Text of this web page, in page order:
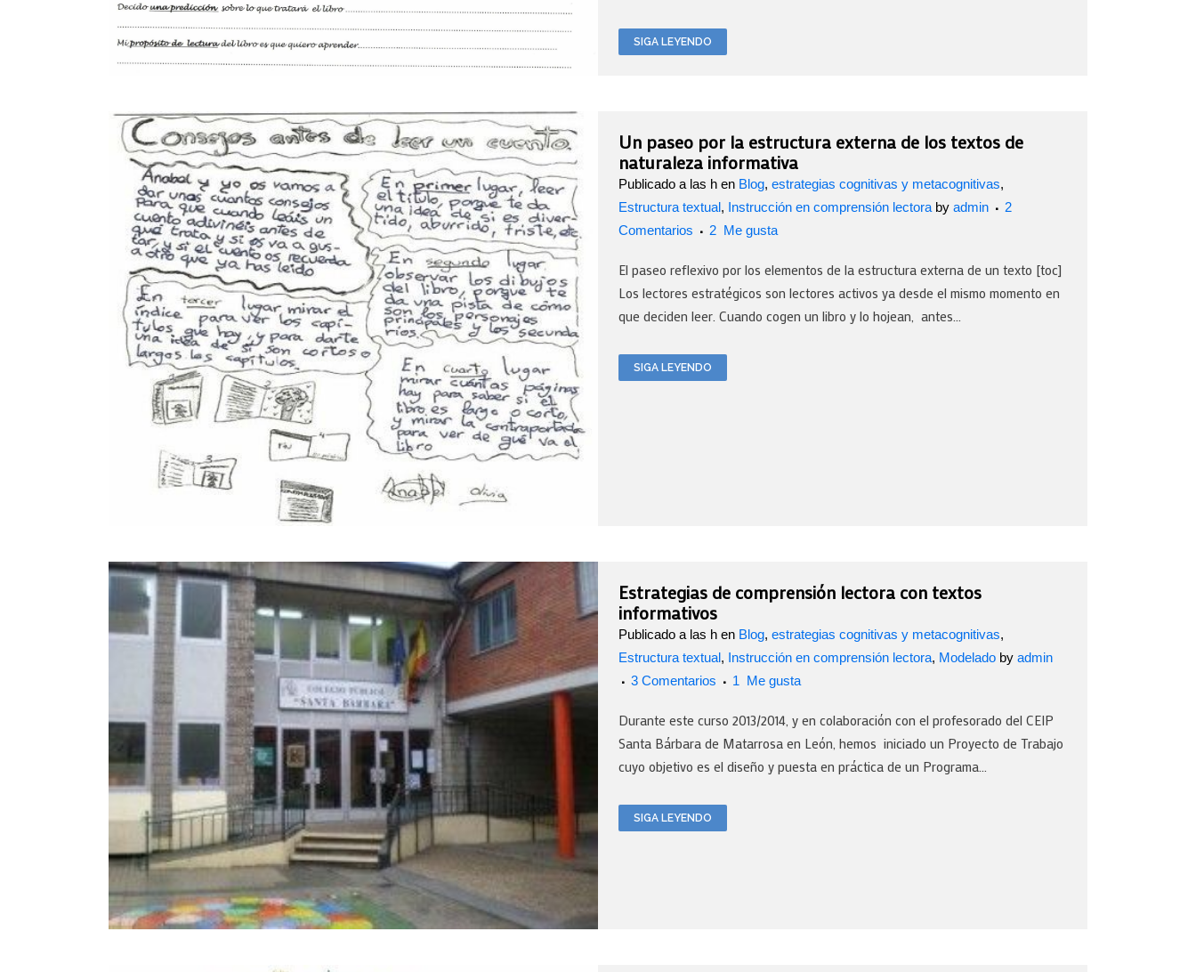
SIGA LEYENDO
Un paseo por la estructura externa de los textos de
naturaleza informativa
Publicado a las h en Blog, estrategias cognitivas y metacognitivas,
Estructura textual, Instrucción en comprensión lectora by admin
2
Comentarios
2 Me gusta
El paseo reflexivo por los elementos de la estructura externa de un texto [toc]
Los lectores estratégicos son lectores activos ya desde el mismo momento en
que deciden leer. Cuando cogen un libro y lo hojean, antes...
SIGA LEYENDO
Estrategias de comprensión lectora con textos
informativos
Publicado a las h en Blog, estrategias cognitivas y metacognitivas,
Estructura textual, Instrucción en comprensión lectora, Modelado by admin
3 Comentarios
1 Me gusta
Durante este curso 2013/2014, y en colaboración con el profesorado del CEIP
Santa Bárbara de Matarrosa en León, hemos iniciado un Proyecto de Trabajo
cuyo objetivo es el diseño y puesta en práctica de un Programa...
SIGA LEYENDO